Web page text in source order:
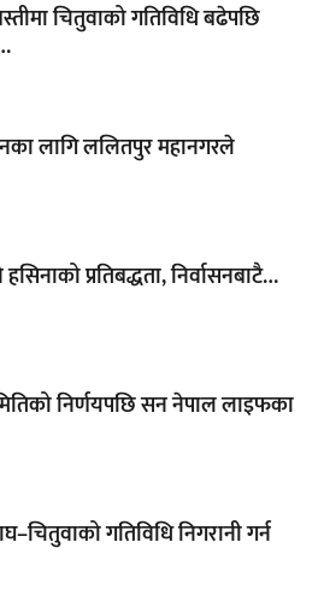
चितुवाको गतिविधि बढेपछि
लागि ललितपुर महानगरले
प्रतिबद्धता, निर्वासनबाटै…
निर्णयपछि सन नेपाल लाइफका
गतिविधि निगरानी गर्न